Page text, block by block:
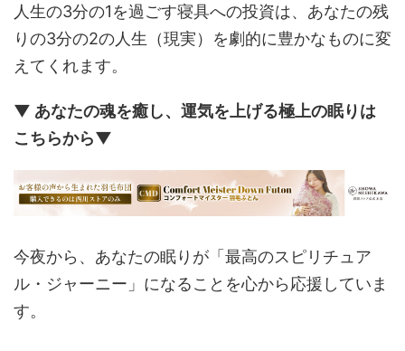
人生の3分の1を過ごす寝具への投資は、あなたの残
りの3分の2の人生（現実）を劇的に豊かなものに変
えてくれます。
▼ あなたの魂を癒し、運気を上げる極上の眠りは
こちらから▼
今夜から、あなたの眠りが「最高のスピリチュア
ル・ジャーニー」になることを心から応援していま
す。